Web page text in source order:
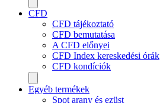
CFD
CFD tájékoztató
CFD bemutatása
A CFD előnyei
CFD Index kereskedési órák
CFD kondíciók
Egyéb termékek
Spot arany és ezüst